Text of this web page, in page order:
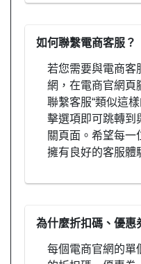
如何聯繫電商客服？
若您需要與電商客
網，在電商官網頁
聯繫客服“類似這
擊選項即可跳轉到
關頁面。希望每一
擁有良好的客服體
為什麼折扣碼、優惠
每個電商官網的單